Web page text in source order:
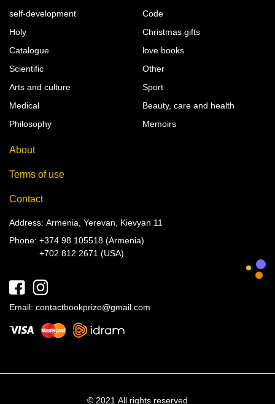
self-development
Holy
Catalogue
Scientific
Arts and culture
Medical
Philosophy
Code
Christmas gifts
love books
Other
Sport
Beauty, care and health
Memoirs
About
Terms of use
Contact
Address: Armenia, Yerevan, Kievyan 11
Phone: +374 98 105518 (Armenia)
+702 812 2671 (USA)
Email: contactbookprize@gmail.com
© 2021 All rights reserved